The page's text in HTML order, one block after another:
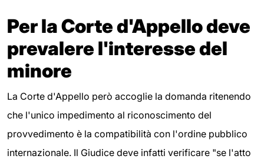
Per la Corte d'Appello deve
prevalere l'interesse del
minore
La Corte d'Appello però accoglie la domanda ritenendo
che l'unico impedimento al riconoscimento del
provvedimento è la compatibilità con l'ordine pubblico
internazionale. Il Giudice deve infatti verificare "se l'atto